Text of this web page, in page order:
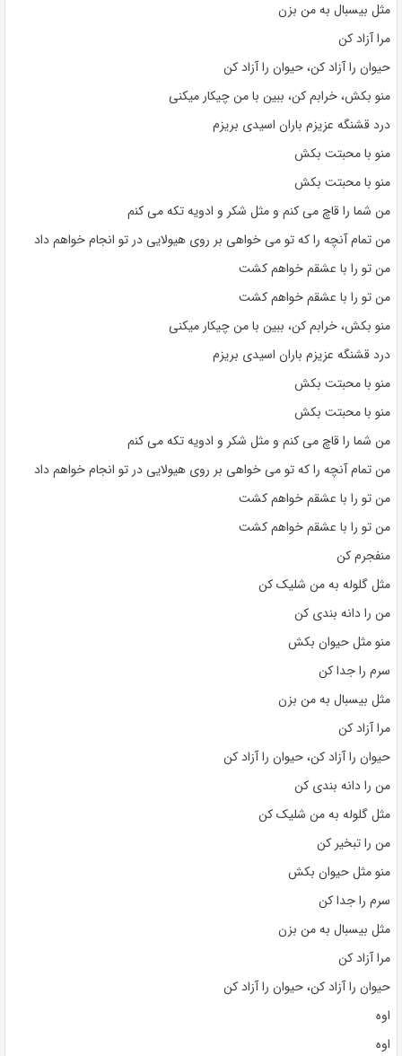
مثل بیسبال به من بزن
مرا آزاد کن
حیوان را آزاد کن، حیوان را آزاد کن
منو بکش، خرابم کن، ببین با من چیکار میکنی
درد قشنگه عزیزم باران اسیدی بریزم
منو با محبتت بکش
منو با محبتت بکش
من شما را قاچ می کنم و مثل شکر و ادویه تکه می کنم
من تمام آنچه را که تو می خواهی بر روی هیولایی در تو انجام خواهم داد
من تو را با عشقم خواهم کشت
من تو را با عشقم خواهم کشت
منو بکش، خرابم کن، ببین با من چیکار میکنی
درد قشنگه عزیزم باران اسیدی بریزم
منو با محبتت بکش
منو با محبتت بکش
من شما را قاچ می کنم و مثل شکر و ادویه تکه می کنم
من تمام آنچه را که تو می خواهی بر روی هیولایی در تو انجام خواهم داد
من تو را با عشقم خواهم کشت
من تو را با عشقم خواهم کشت
منفجرم کن
مثل گلوله به من شلیک کن
من را دانه بندی کن
منو مثل حیوان بکش
سرم را جدا کن
مثل بیسبال به من بزن
مرا آزاد کن
حیوان را آزاد کن، حیوان را آزاد کن
من را دانه بندی کن
مثل گلوله به من شلیک کن
من را تبخیر کن
منو مثل حیوان بکش
سرم را جدا کن
مثل بیسبال به من بزن
مرا آزاد کن
حیوان را آزاد کن، حیوان را آزاد کن
اوه
اوه